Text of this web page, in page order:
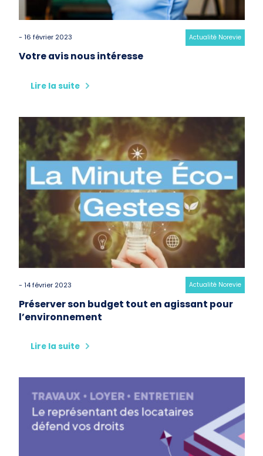
- 16 février 2023 Category:
Actualité Norevie
Votre avis nous intéresse
Lire la suite
- 14 février 2023 Category:
Actualité Norevie
Préserver son budget tout en agissant pour
l’environnement
Lire la suite